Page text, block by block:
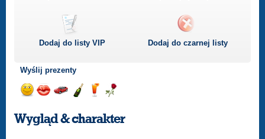
Dodaj do listyVIP Dodaj do czarnej listy
Wyślij prezenty
uśmiech
buziakasamochodem
szampana
drinka
różę
Wygląd & charakter